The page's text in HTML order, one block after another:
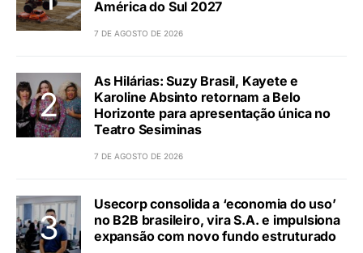
América do Sul 2027
7 DE AGOSTO DE 2026
As Hilárias: Suzy Brasil, Kayete e
Karoline Absinto retornam a Belo
Horizonte para apresentação única no
Teatro Sesiminas
7 DE AGOSTO DE 2026
Usecorp consolida a ‘economia do uso’
no B2B brasileiro, vira S.A. e impulsiona
expansão com novo fundo estruturado